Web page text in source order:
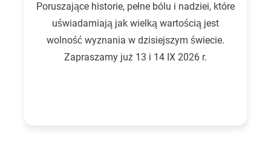
Poruszające historie, pełne bólu i nadziei, które
uświadamiają jak wielką wartością jest
wolność wyznania w dzisiejszym świecie.
Zapraszamy już 13 i 14 IX 2026 r.